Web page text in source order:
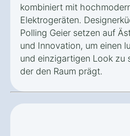
kombiniert mit
Elektrogeräten.
Polling Geier setzen auf
und Innovation, um einen
und einzigartigen Look zu
der den Raum prägt.